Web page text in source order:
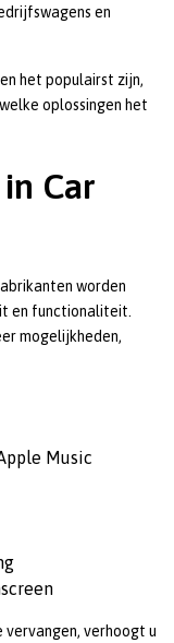
en
het populairst zijn,
oplossingen het
Car
worden
en functionaliteit.
mogelijkheden,
Music
verhoogt u